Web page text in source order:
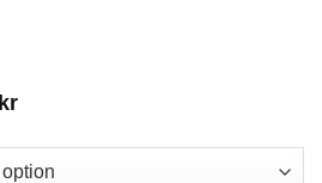
krPrice
2990 kr